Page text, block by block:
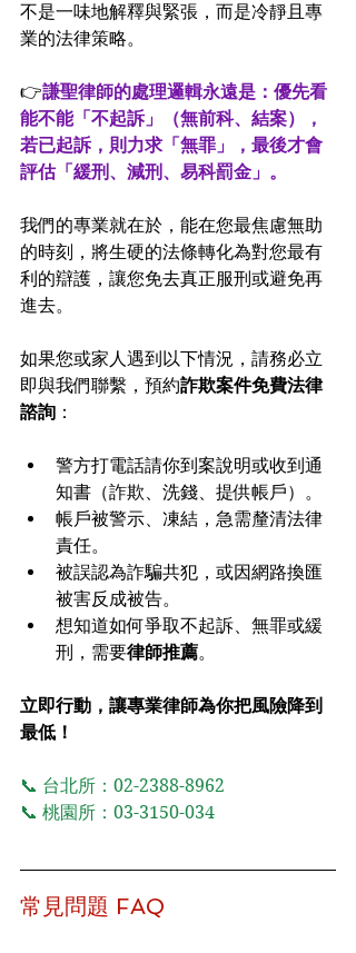
不是一味地解釋與緊張，而是冷靜且專
業的法律策略。
👉謙聖律師的處理邏輯永遠是：優先看
能不能「不起訴」（無前科、結案），
若已起訴，則力求「無罪」，最後才會
評估「緩刑、減刑、易科罰金」。
我們的專業就在於，能在您最焦慮無助
的時刻，將生硬的法條轉化為對您最有
利的辯護，讓您免去真正服刑或避免再
進去。
如果您或家人遇到以下情況，請務必立
即與我們聯繫，預約詐欺案件免費法律
諮詢 ：
警方打電話請你到案說明或收到通
知書（詐欺、洗錢、提供帳戶）。
帳戶被警示、凍結，急需釐清法律
責任。
被誤認為詐騙共犯，或因網路換匯
被害反成被告。
想知道如何爭取不起訴、無罪或緩
刑，需要律師推薦。
立即行動，讓專業律師為你把風險降到
最低！
📞 台北所：02-2388-8962
📞 桃園所：03-3150-034
常見問題 FAQ